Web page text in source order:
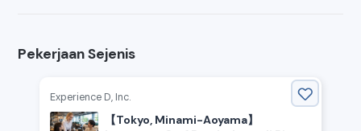
Pekerjaan Sejenis
Experience D, Inc.
【Tokyo, Minami-Aoyama】